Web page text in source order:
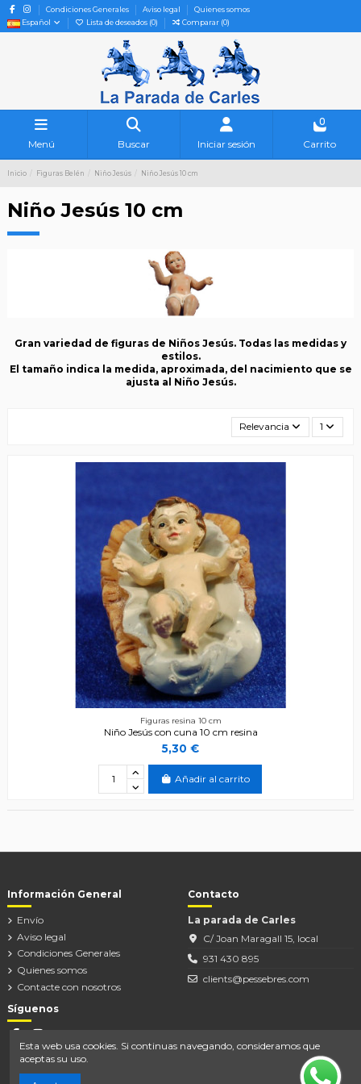
Condiciones Generales Aviso legal
Quienes somos
Español
Lista de deseados (0) Comparar (0)
Menú Buscar Iniciar sesión
0
Carrito
Inicio Figuras Belén Niño Jesús Niño Jesús 10 cm
Niño Jesús 10 cm
Gran variedad de figuras de Niños Jesús. Todas las medidas y
estilos.
El tamaño indica la medida, aproximada, del nacimiento que se
ajusta al Niño Jesús.
Relevancia 1
Figuras resina 10 cm
Niño Jesús con cuna 10 cm resina
5,30 €
Añadir al carrito
Información General
Envío
Aviso legal
Condiciones Generales
Quienes somos
Contacte con nosotros
Contacto
La parada de Carles
C/ Joan Maragall 15, local
931 430 895
clients@pessebres.com
Síguenos
Esta web usa cookies. Si continuas navegando, consideramos que
aceptas su uso.